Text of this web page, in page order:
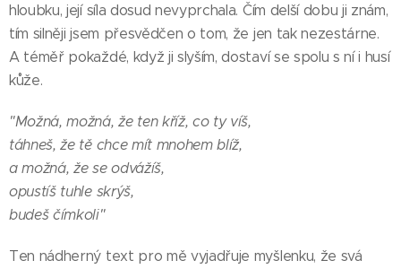
hloubku, její síla dosud nevyprchala. Čím delší dobu ji znám,
tím silněji jsem přesvědčen o tom, že jen tak nezestárne.
A téměř pokaždé, když ji slyším, dostaví se spolu s ní i husí
kůže.
"Možná, možná, že ten kříž, co ty víš,
táhneš, že tě chce mít mnohem blíž,
a možná, že se odvážíš,
opustíš tuhle skrýš,
budeš čímkoli"
Ten nádherný text pro mě vyjadřuje myšlenku, že svá